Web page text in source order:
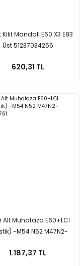
Mandalı E60 X3 E83
Üst 51237034256
620,31 TL
Alt Muhafaza E60+LCI
-M54 N52 M47N2-
1.187,37 TL